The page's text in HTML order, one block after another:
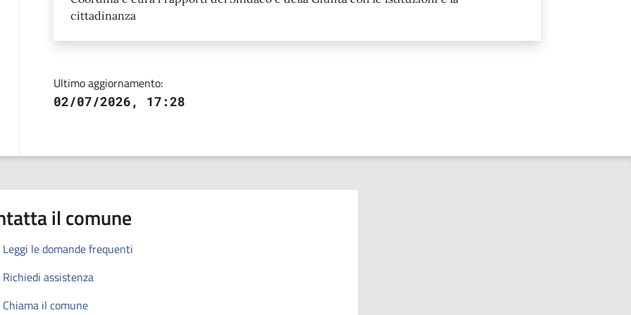
cittadinanza
Ultimo aggiornamento:
02/07/2026, 17:28
il comune
Leggi le domande frequenti
Richiedi assistenza
Chiama il comune